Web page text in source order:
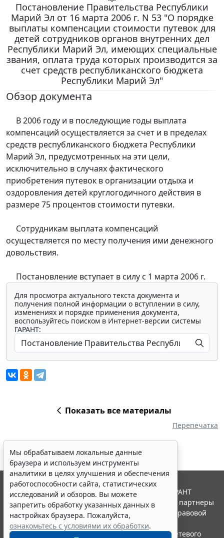
Постановление Правительства Республики
Марий Эл от 16 марта 2006 г. N 53 "О порядке
выплаты компенсации стоимости путевок для
детей сотрудников органов внутренних дел
Республики Марий Эл, имеющих специальные
звания, оплата труда которых производится за
счет средств республиканского бюджета
Республики Марий Эл"
Обзор документа
В 2006 году и в последующие годы выплата
компенсаций осуществляется за счет и в пределах
средств республиканского бюджета Республики
Марий Эл, предусмотренных на эти цели,
исключительно в случаях фактического
приобретения путевок в организации отдыха и
оздоровления детей круглогодичного действия в
размере 75 процентов стоимости путевки.
Сотрудникам выплата компенсаций
осуществляется по месту получения ими денежного
довольствия.
Постановление вступает в силу с 1 марта 2006 г.
Для просмотра актуального текста документа и
получения полной информации о вступлении в силу,
изменениях и порядке применения документа,
воспользуйтесь поиском в Интернет-версии системы
ГАРАНТ:
Показать все материалы
Перепечатка
Мы обрабатываем локальные данные
браузера и используем инструменты
аналитики в целях улучшения и обеспечения
работоспособности сайта, статистических
исследований и обзоров. Вы можете
запретить обработку указанных данных в
настройках браузера. Пожалуйста,
ознакомьтесь с условиями их обработки.
© ООО "НПП "ГАРАНТ-СЕРВИС", 2026. Система ГАРАНТ
выпускается с 1990 года. Компания "Гарант" и ее партнеры
являются участниками Российской ассоциации правовой
информации ГАРАНТ.
Портал ГАРАНТ.РУ зарегистрирован в качестве сетевого